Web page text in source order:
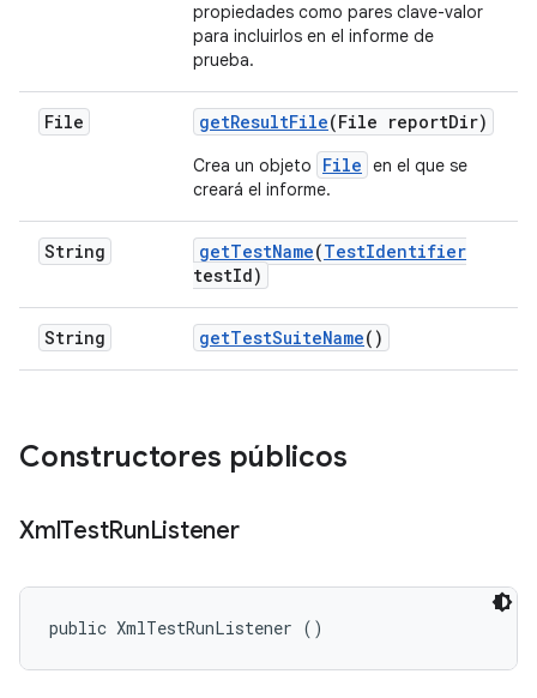
propiedades como pares clave-valor
para incluirlos en el informe de
prueba.
File getResultFile(File reportDir)
Crea un objeto File en el que se
creará el informe.
String getTestName(TestIdentifier
testId)
String getTestSuiteName()
Constructores públicos
XmlTestRunListener
public XmlTestRunListener ()